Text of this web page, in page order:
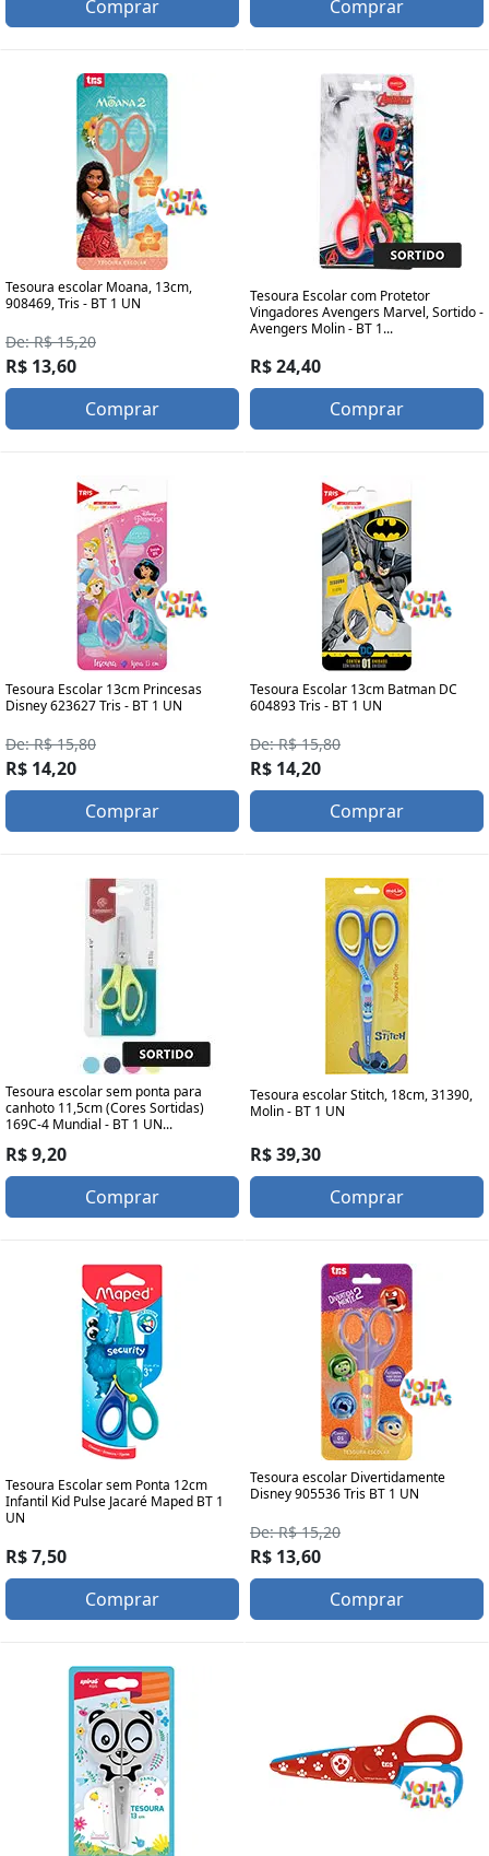
Comprar
Comprar
Tesoura escolar Moana, 13cm,
908469, Tris - BT 1 UN
De: R$ 15,20
R$ 13,60
Comprar
Tesoura Escolar com Protetor
Vingadores Avengers Marvel, Sortido -
Avengers Molin - BT 1...
R$ 24,40
Comprar
Tesoura Escolar 13cm Princesas
Disney 623627 Tris - BT 1 UN
De: R$ 15,80
R$ 14,20
Comprar
Tesoura Escolar 13cm Batman DC
604893 Tris - BT 1 UN
De: R$ 15,80
R$ 14,20
Comprar
Tesoura escolar sem ponta para
canhoto 11,5cm (Cores Sortidas)
169C-4 Mundial - BT 1 UN...
R$ 9,20
Comprar
Tesoura escolar Stitch, 18cm, 31390,
Molin - BT 1 UN
R$ 39,30
Comprar
Tesoura Escolar sem Ponta 12cm
Infantil Kid Pulse Jacaré Maped BT 1
UN
R$ 7,50
Comprar
Tesoura escolar Divertidamente
Disney 905536 Tris BT 1 UN
De: R$ 15,20
R$ 13,60
Comprar